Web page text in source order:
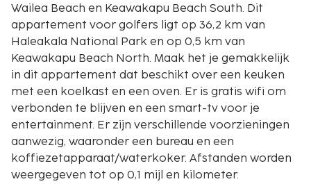
Wailea Beach en Keawakapu Beach South. Dit
appartement voor golfers ligt op 36,2 km van
Haleakala National Park en op 0,5 km van
Keawakapu Beach North. Maak het je gemakkelijk
in dit appartement dat beschikt over een keuken
met een koelkast en een oven. Er is gratis wifi om
verbonden te blijven en een smart-tv voor je
entertainment. Er zijn verschillende voorzieningen
aanwezig, waaronder een bureau en een
koffiezetapparaat/waterkoker. Afstanden worden
weergegeven tot op 0,1 mijl en kilometer.